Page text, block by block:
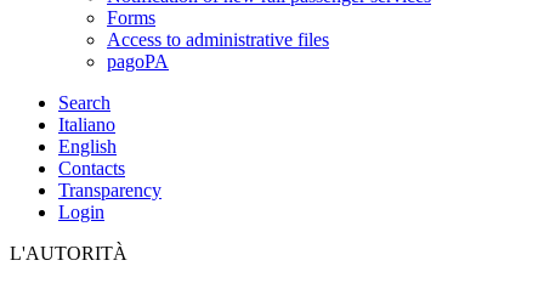
Forms
Access to administrative files
pagoPA
Search
Italiano
English
Contacts
Transparency
Login
L'AUTORITÀ